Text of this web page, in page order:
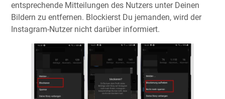
entsprechende Mitteilungen des Nutzers unter Deinen
Bildern zu entfernen. Blockierst Du jemanden, wird der
Instagram-Nutzer nicht darüber informiert.